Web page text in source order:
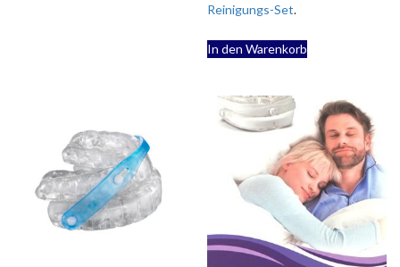
Reinigungs-Set.
In den Warenkorb